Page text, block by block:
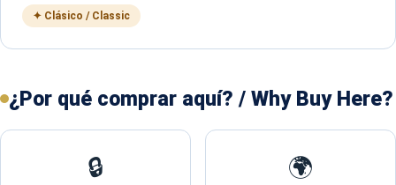
✦ Clásico / Classic
¿Por qué comprar aquí? / Why Buy Here?
🔒 🌍